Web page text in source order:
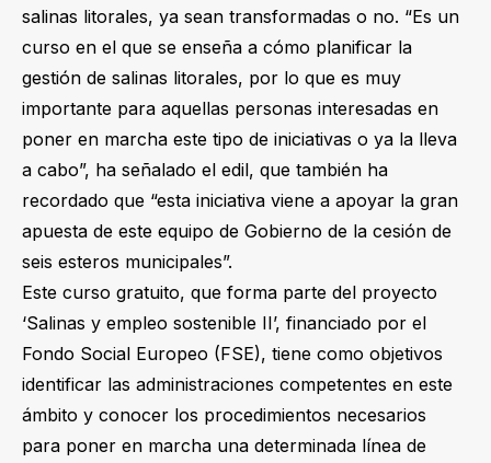
salinas litorales, ya sean transformadas o no. “Es un
curso en el que se enseña a cómo planificar la
gestión de salinas litorales, por lo que es muy
importante para aquellas personas interesadas en
poner en marcha este tipo de iniciativas o ya la lleva
a cabo”, ha señalado el edil, que también ha
recordado que “esta iniciativa viene a apoyar la gran
apuesta de este equipo de Gobierno de la cesión de
seis esteros municipales”.
Este curso gratuito, que forma parte del proyecto
‘Salinas y empleo sostenible II’, financiado por el
Fondo Social Europeo (FSE), tiene como objetivos
identificar las administraciones competentes en este
ámbito y conocer los procedimientos necesarios
para poner en marcha una determinada línea de